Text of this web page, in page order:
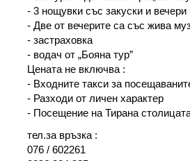
- 3 нощувки със закуски и
- Две от вечерите са със жива
- застраховка
- водач от „Бояна тур”
Цената не включва :
- Входните такси за
- Разходи от личен характер
- Посещение на Тирана
тел.за връзка :
076 / 602261